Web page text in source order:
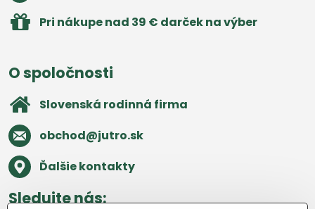
Pri nákupe nad 39 € darček na výber
O spoločnosti
Slovenská rodinná firma
obchod​@jutro​.sk
Ďalšie kontakty
Sledujte nás: